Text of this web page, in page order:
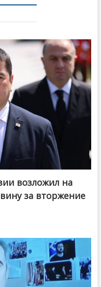
возложил на
за вторжение